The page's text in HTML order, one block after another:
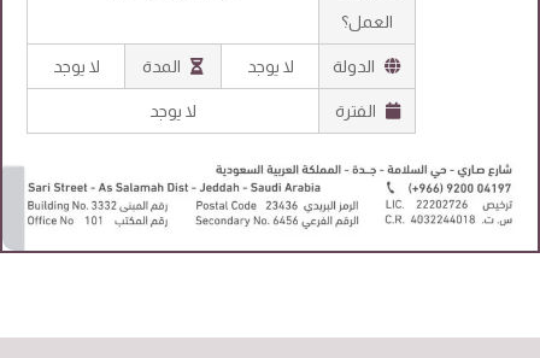
العمل؟
الدولة لا يوجد المدة لا يوجد
الفترة لا يوجد